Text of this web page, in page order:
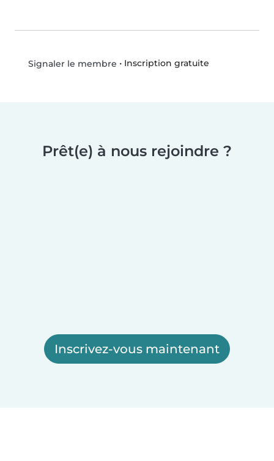
Signaler le membre • Inscription gratuite
Prêt(e) à nous rejoindre ?
Inscrivez-vous maintenant